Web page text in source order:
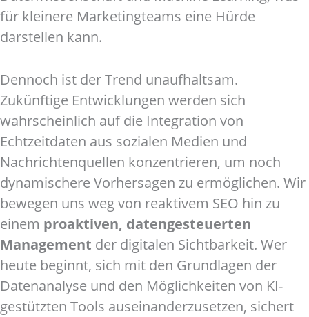
für kleinere Marketingteams eine Hürde
darstellen kann.
Dennoch ist der Trend unaufhaltsam.
Zukünftige Entwicklungen werden sich
wahrscheinlich auf die Integration von
Echtzeitdaten aus sozialen Medien und
Nachrichtenquellen konzentrieren, um noch
dynamischere Vorhersagen zu ermöglichen. Wir
bewegen uns weg von reaktivem SEO hin zu
einem proaktiven, datengesteuerten
Management der digitalen Sichtbarkeit. Wer
heute beginnt, sich mit den Grundlagen der
Datenanalyse und den Möglichkeiten von KI-
gestützten Tools auseinanderzusetzen, sichert